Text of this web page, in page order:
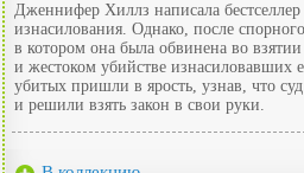
Дженнифер Хиллз написала бестселлер
изнасилования. Однако, после спорного
в котором она была обвинена во
и жестоком убийстве изнасиловавших
убитых пришли в ярость, узнав, что
и решили взять закон в свои руки.